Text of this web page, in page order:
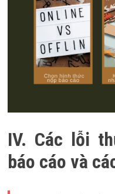
IV. Các lỗi
báo cáo và